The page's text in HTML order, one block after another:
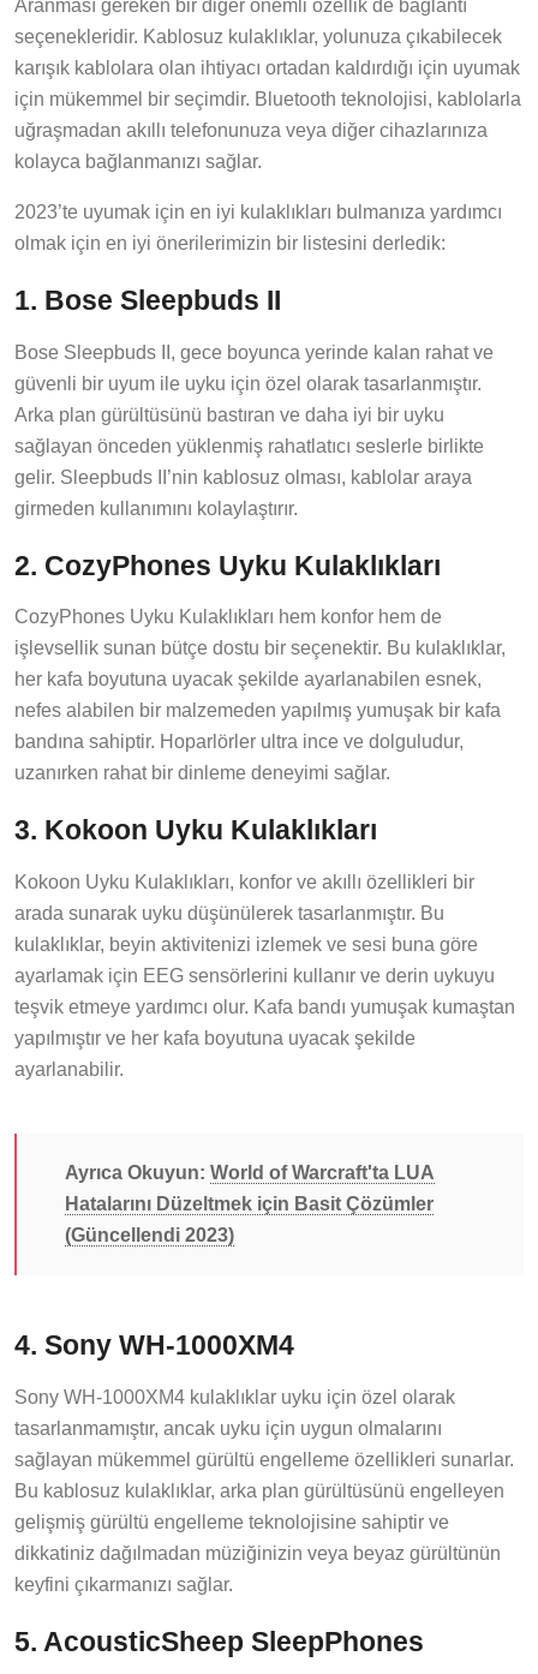
Aranması gereken bir diğer önemli özellik de bağlantı
seçenekleridir. Kablosuz kulaklıklar, yolunuza çıkabilecek
karışık kablolara olan ihtiyacı ortadan kaldırdığı için uyumak
için mükemmel bir seçimdir. Bluetooth teknolojisi, kablolarla
uğraşmadan akıllı telefonunuza veya diğer cihazlarınıza
kolayca bağlanmanızı sağlar.
2023’te uyumak için en iyi kulaklıkları bulmanıza yardımcı
olmak için en iyi önerilerimizin bir listesini derledik:
1. Bose Sleepbuds II
Bose Sleepbuds II, gece boyunca yerinde kalan rahat ve
güvenli bir uyum ile uyku için özel olarak tasarlanmıştır.
Arka plan gürültüsünü bastıran ve daha iyi bir uyku
sağlayan önceden yüklenmiş rahatlatıcı seslerle birlikte
gelir. Sleepbuds II’nin kablosuz olması, kablolar araya
girmeden kullanımını kolaylaştırır.
2. CozyPhones Uyku Kulaklıkları
CozyPhones Uyku Kulaklıkları hem konfor hem de
işlevsellik sunan bütçe dostu bir seçenektir. Bu kulaklıklar,
her kafa boyutuna uyacak şekilde ayarlanabilen esnek,
nefes alabilen bir malzemeden yapılmış yumuşak bir kafa
bandına sahiptir. Hoparlörler ultra ince ve dolguludur,
uzanırken rahat bir dinleme deneyimi sağlar.
3. Kokoon Uyku Kulaklıkları
Kokoon Uyku Kulaklıkları, konfor ve akıllı özellikleri bir
arada sunarak uyku düşünülerek tasarlanmıştır. Bu
kulaklıklar, beyin aktivitenizi izlemek ve sesi buna göre
ayarlamak için EEG sensörlerini kullanır ve derin uykuyu
teşvik etmeye yardımcı olur. Kafa bandı yumuşak kumaştan
yapılmıştır ve her kafa boyutuna uyacak şekilde
ayarlanabilir.
Ayrıca Okuyun: World of Warcraft'ta LUA
Hatalarını Düzeltmek için Basit Çözümler
(Güncellendi 2023)
4. Sony WH-1000XM4
Sony WH-1000XM4 kulaklıklar uyku için özel olarak
tasarlanmamıştır, ancak uyku için uygun olmalarını
sağlayan mükemmel gürültü engelleme özellikleri sunarlar.
Bu kablosuz kulaklıklar, arka plan gürültüsünü engelleyen
gelişmiş gürültü engelleme teknolojisine sahiptir ve
dikkatiniz dağılmadan müziğinizin veya beyaz gürültünün
keyfini çıkarmanızı sağlar.
5. AcousticSheep SleepPhones